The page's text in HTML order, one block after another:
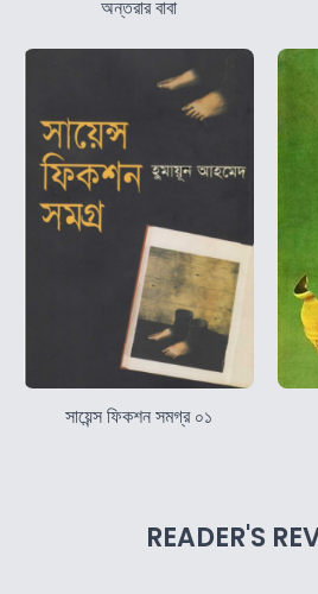
অন্তরার বাবা
সায়েন্স ফিকশন সমগ্র ০১
READER'S